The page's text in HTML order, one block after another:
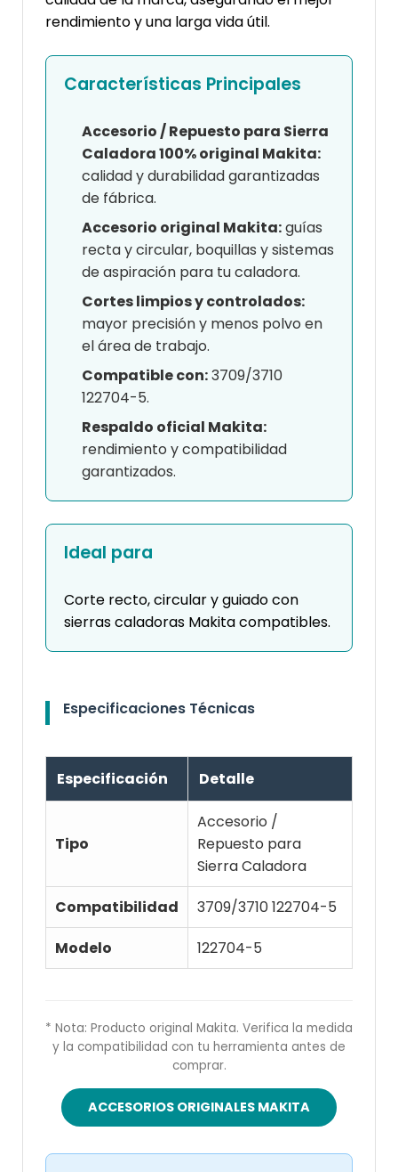
rendimiento y una larga vida útil.
Características Principales
Accesorio / Repuesto para Sierra
Caladora 100% original Makita:
calidad y durabilidad garantizadas
de fábrica.
Accesorio original Makita:guías
recta y circular, boquillas y sistemas
de aspiración para tu caladora.
Cortes limpios y controlados:
mayor precisión y menos polvo en
el área de trabajo.
Compatible con:3709/3710
122704-5.
Respaldo oficial Makita:
rendimiento y compatibilidad
garantizados.
Ideal para
Corte recto, circular y guiado con
sierras caladoras Makita compatibles.
Especificaciones Técnicas
Especificación Detalle
Tipo
Accesorio /
Repuesto para
Sierra Caladora
Compatibilidad
3709/3710 122704-5
Modelo
122704-5
* Nota: Producto original Makita. Verifica la medida
y la compatibilidad con tu herramienta antes de
comprar.
ACCESORIOS ORIGINALES MAKITA